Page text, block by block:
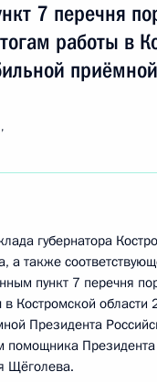
7 перечня
работы в
губернатора
а также
пункт 7 перечня
в Костромской
Президента
помощника
Щёголева.